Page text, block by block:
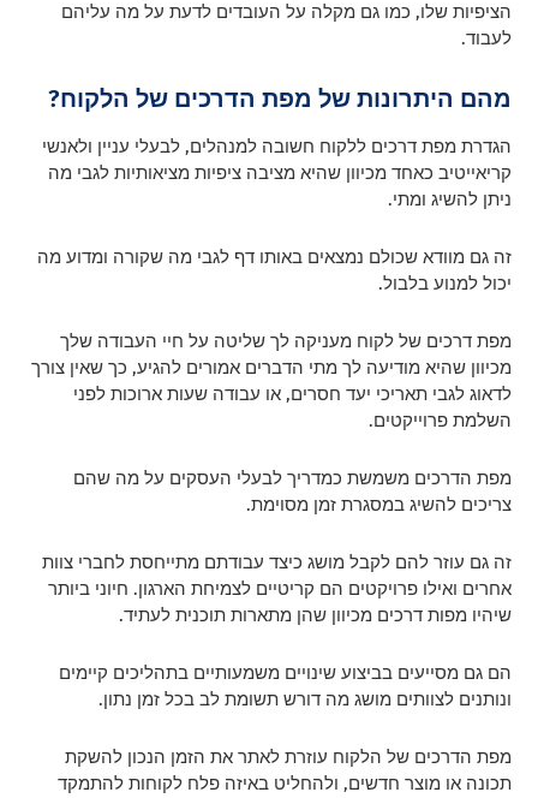
הציפיות שלו, כמו גם מקלה על העובדים לדעת על מה עליהם
לעבוד.
מהם היתרונות של מפת הדרכים של הלקוח?
הגדרת מפת דרכים ללקוח חשובה למנהלים, לבעלי עניין ולאנשי
קריאייטיב כאחד מכיוון שהיא מציבה ציפיות מציאותיות לגבי מה
ניתן להשיג ומתי.
זה גם מוודא שכולם נמצאים באותו דף לגבי מה שקורה ומדוע מה
יכול למנוע בלבול.
מפת דרכים של לקוח מעניקה לך שליטה על חיי העבודה שלך
מכיוון שהיא מודיעה לך מתי הדברים אמורים להגיע, כך שאין צורך
לדאוג לגבי תאריכי יעד חסרים, או עבודה שעות ארוכות לפני
השלמת פרוייקטים.
מפת הדרכים משמשת כמדריך לבעלי העסקים על מה שהם
צריכים להשיג במסגרת זמן מסוימת.
זה גם עוזר להם לקבל מושג כיצד עבודתם מתייחסת לחברי צוות
אחרים ואילו פרויקטים הם קריטיים לצמיחת הארגון. חיוני ביותר
שיהיו מפות דרכים מכיוון שהן מתארות תוכנית לעתיד.
הם גם מסייעים בביצוע שינויים משמעותיים בתהליכים קיימים
ונותנים לצוותים מושג מה דורש תשומת לב בכל זמן נתון.
מפת הדרכים של הלקוח עוזרת לאתר את הזמן הנכון להשקת
תכונה או מוצר חדשים, ולהחליט באיזה פלח לקוחות להתמקד